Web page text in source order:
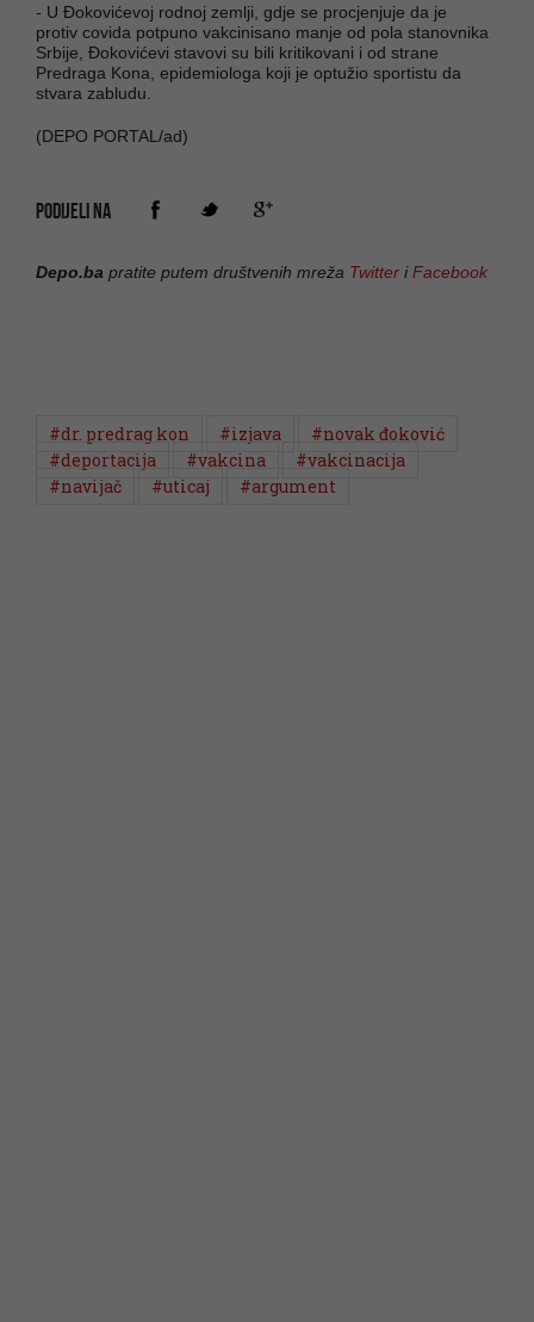
- U Đokovićevoj rodnoj zemlji, gdje se procjenjuje da je
protiv covida potpuno vakcinisano manje od pola stanovnika
Srbije, Đokovićevi stavovi su bili kritikovani i od strane
Predraga Kona, epidemiologa koji je optužio sportistu da
stvara zabludu.
(DEPO PORTAL/ad)
PODIJELI NA
Depo.ba pratite putem društvenih mreža Twitter iFacebook
#dr. predrag kon #izjava
#novak đoković
#deportacija
#vakcina
#vakcinacija
#navijač
#uticaj #argument